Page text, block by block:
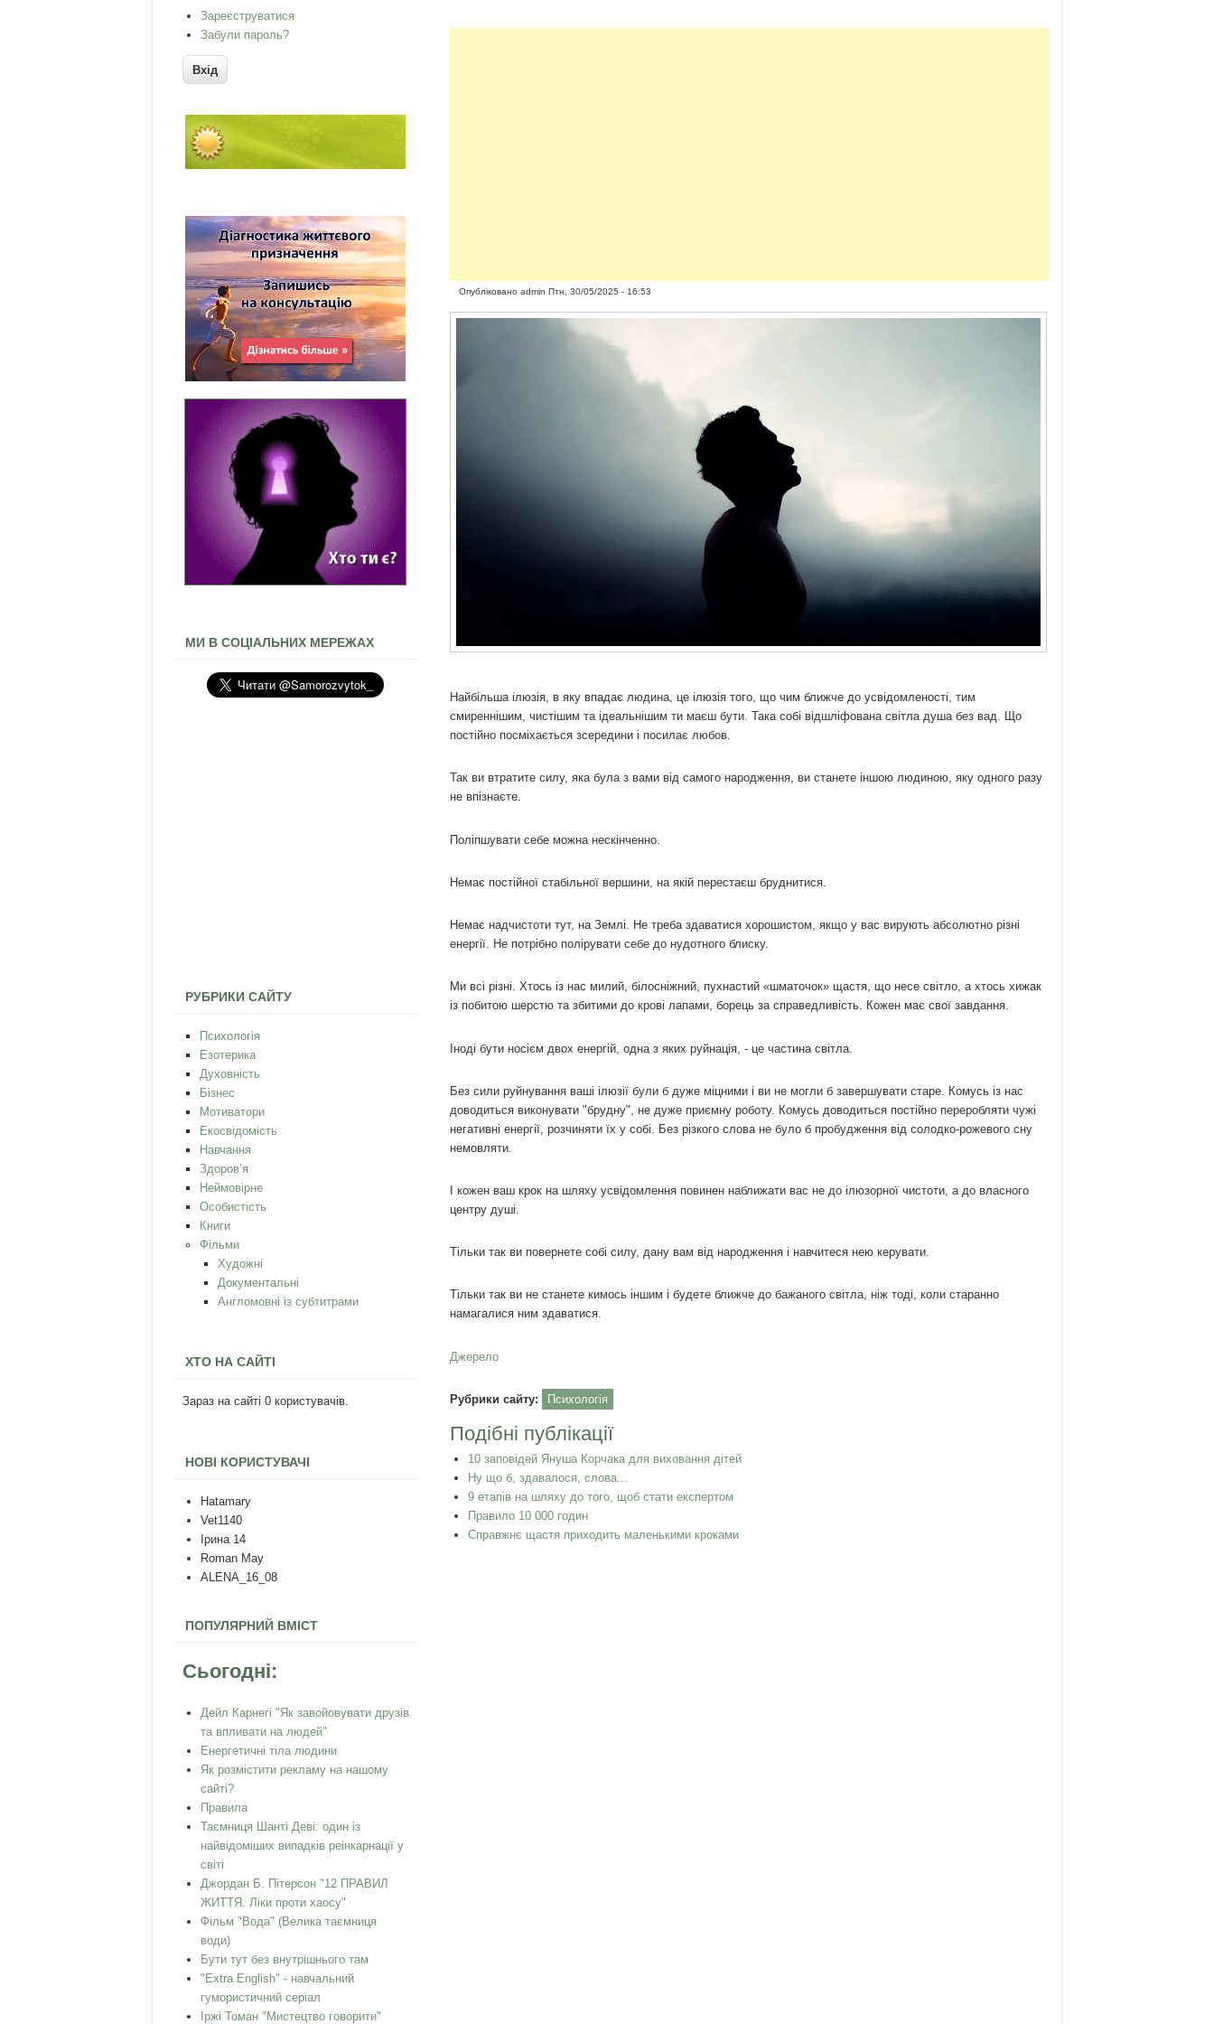
Опублікованоadmin Птн, 30/05/2025 - 16:53
Найбільша ілюзія, в яку впадає людина, це ілюзія того, що чим ближче до усвідомленості, тим
смиреннішим, чистішим та ідеальнішим ти маєш бути. Така собі відшліфована світла душа без вад. Що
постійно посміхається зсередини і посилає любов.
Так ви втратите силу, яка була з вами від самого народження, ви станете іншою людиною, яку одного разу
не впізнаєте.
Поліпшувати себе можна нескінченно.
Немає постійної стабільної вершини, на якій перестаєш бруднитися.
Немає надчистоти тут, на Землі. Не треба здаватися хорошистом, якщо у вас вирують абсолютно різні
енергії. Не потрібно полірувати себе до нудотного блиску.
Ми всі різні. Хтось із нас милий, білосніжний, пухнастий «шматочок» щастя, що несе світло, а хтось хижак
із побитою шерстю та збитими до крові лапами, борець за справедливість. Кожен має свої завдання.
Іноді бути носієм двох енергій, одна з яких руйнація, - це частина світла.
Без сили руйнування ваші ілюзії були б дуже міцними і ви не могли б завершувати старе. Комусь із нас
доводиться виконувати "брудну", не дуже приємну роботу. Комусь доводиться постійно переробляти чужі
негативні енергії, розчиняти їх у собі. Без різкого слова не було б пробудження від солодко-рожевого сну
немовляти.
І кожен ваш крок на шляху усвідомлення повинен наближати вас не до ілюзорної чистоти, а до власного
центру душі.
Тільки так ви повернете собі силу, дану вам від народження і навчитеся нею керувати.
Тільки так ви не станете кимось іншим і будете ближче до бажаного світла, ніж тоді, коли старанно
намагалися ним здаватися.
Джерело
Рубрики сайту: Психологія
Подібні публікації
10 заповідей Януша Корчака для виховання дітей
Ну що б, здавалося, слова...
9 етапів на шляху до того, щоб стати експертом
Правило 10 000 годин
Справжнє щастя приходить маленькими кроками
Зареєструватися
Забули пароль?
МИ В СОЦІАЛЬНИХ МЕРЕЖАХ
РУБРИКИ САЙТУ
Психологія
Езотерика
Духовність
Бізнес
Мотиватори
Екосвідомість
Навчання
Здоров’я
Неймовірне
Особистість
Книги
Фільми
Художні
Документальні
Англомовні із субтитрами
ХТО НА САЙТІ
Зараз на сайті 0 користувачів.
НОВІ КОРИСТУВАЧІ
Hatamary
Vet1140
Ірина 14
Roman May
ALENA_16_08
ПОПУЛЯРНИЙ ВМІСТ
Сьогодні:
Дейл Карнегі "Як завойовувати друзів
та впливати на людей"
Енергетичні тіла людини
Як розмістити рекламу на нашому
сайті?
Правила
Таємниця Шанті Деві: один із
найвідоміших випадків реінкарнації у
світі
Джордан Б. Пітерсон "12 ПРАВИЛ
ЖИТТЯ. Ліки проти хаосу"
Фільм "Вода" (Велика таємниця
води)
Бути тут без внутрішнього там
"Extra English" - навчальний
гумористичний серіал
Іржі Томан "Мистецтво говорити"